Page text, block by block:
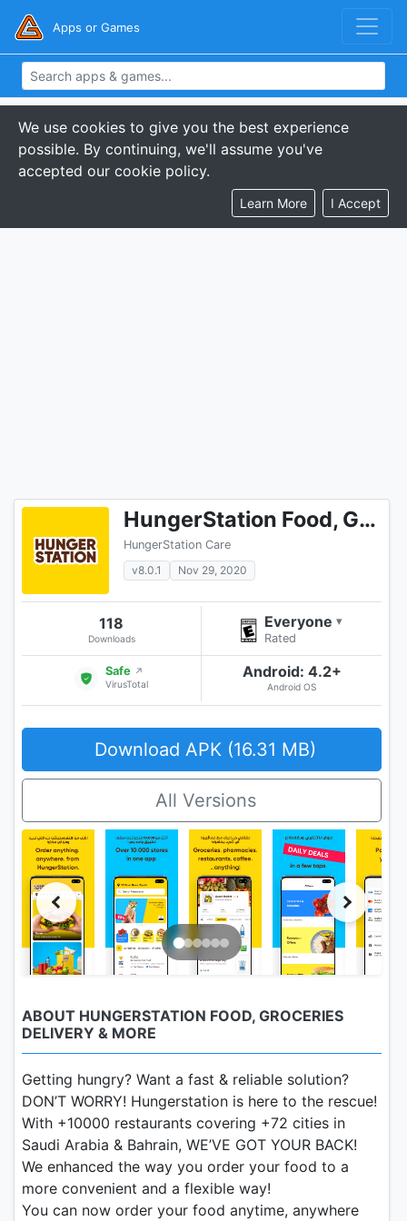
Apps or Games
We use cookies to give you the best experience
possible. By continuing, we'll assume you've
accepted our cookie policy.
Learn More I Accept
HungerStation Food, Groceries Delivery & More
HungerStation Care
v8.0.1
Nov 29, 2020
118
Downloads
Everyone ▾
Rated
Safe ↗
VirusTotal
Android: 4.2+
Android OS
Download APK (16.31 MB)
All Versions
ABOUT HUNGERSTATION FOOD, GROCERIES
DELIVERY & MORE
Getting hungry? Want a fast & reliable solution?
DON’T WORRY! Hungerstation is here to the rescue!
With +10000 restaurants covering +72 cities in
Saudi Arabia & Bahrain, WE’VE GOT YOUR BACK!
We enhanced the way you order your food to a
more convenient and a flexible way!
You can now order your food anytime, anywhere